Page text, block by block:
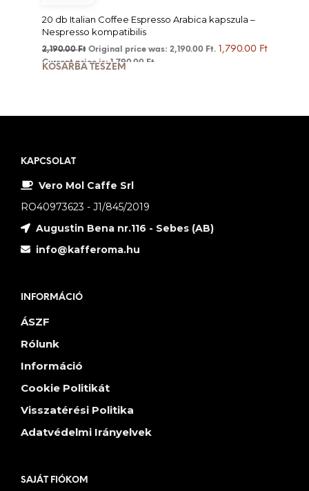
20 db Italian Coffee Espresso Arabica kapszula –
Nespresso kompatibilis
2,190.00Ft Original price was: 2,190.00 Ft. 1,790.00 Ft
Current price is: 1,790.00 Ft.
KOSÁRBA TESZEM
KAPCSOLAT
Vero Mol Caffe Srl
RO40973623 - J1/845/2019
Augustin Bena nr.116 - Sebes (AB)
info@kafferoma.hu
INFORMÁCIÓ
ÁSZF
Rólunk
Információ
Cookie Politikát
Visszatérési Politika
Adatvédelmi Irányelvek
SAJÁT FIÓKOM